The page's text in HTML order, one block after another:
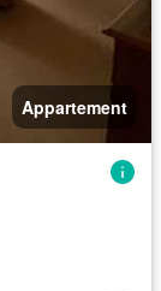
Appartement